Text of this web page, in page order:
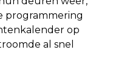
programmering
op
al snel